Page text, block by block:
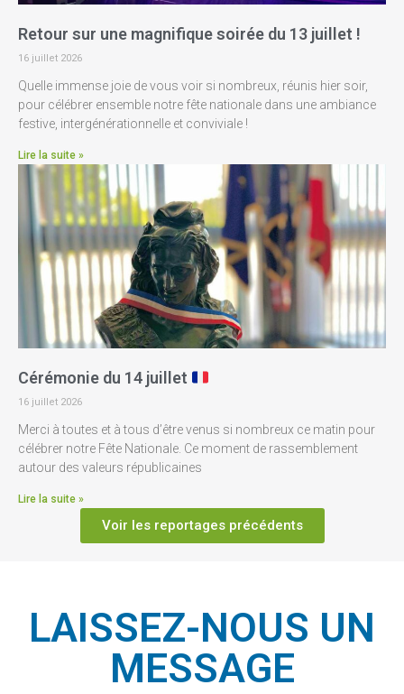
Retour sur une magnifique soirée du 13 juillet !
16 juillet 2026
Quelle immense joie de vous voir si nombreux, réunis hier soir,
pour célébrer ensemble notre fête nationale dans une ambiance
festive, intergénérationnelle et conviviale !
Lire la suite »
Cérémonie du 14 juillet
16 juillet 2026
Merci à toutes et à tous d’être venus si nombreux ce matin pour
célébrer notre Fête Nationale. Ce moment de rassemblement
autour des valeurs républicaines
Lire la suite »
Voir les reportages précédents
LAISSEZ-NOUS UN
MESSAGE